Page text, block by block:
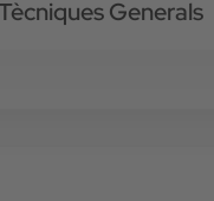
Generals